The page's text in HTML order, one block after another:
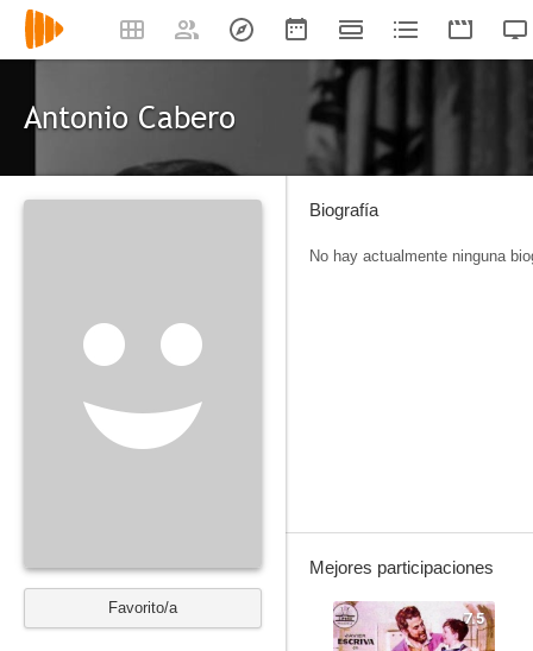
Antonio Cabero
Favorito/a
Biografía
No hay actualmente ninguna
Mejores participaciones
7.5